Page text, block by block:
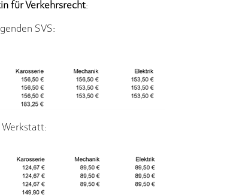
für Verkehrsrecht:
SVS: